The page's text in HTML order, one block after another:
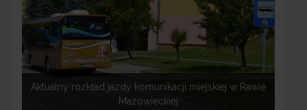
Aktualny rozkład jazdy komunikacji miejskiej w Rawie
Mazowieckiej